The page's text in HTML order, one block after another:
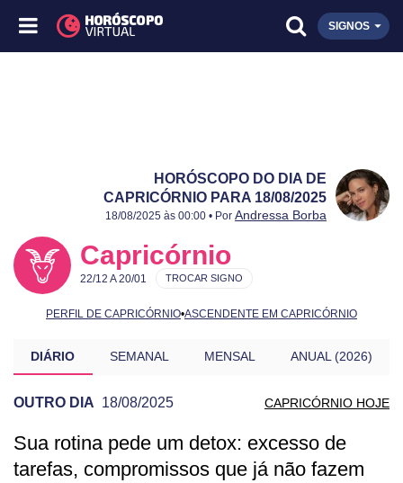
SIGNOS
HORÓSCOPO DO DIA DE
CAPRICÓRNIO PARA 18/08/2025
Publicado:
18/08/2025
Atualizado:
18/08/2025
18/08/2025 às 00:00 • Por Andressa Borba
Capricórnio
22/12 A 20/01
PERFIL DE CAPRICÓRNIO•ASCENDENTE EM CAPRICÓRNIO
TROCAR SIGNO
DIÁRIO SEMANAL MENSAL ANUAL (2026)
OUTRO DIA 18/08/2025 CAPRICÓRNIO HOJE
PREVISÃO DE CAPRICÓRNIO PARA
Sua rotina pede um detox: excesso de
tarefas, compromissos que já não fazem